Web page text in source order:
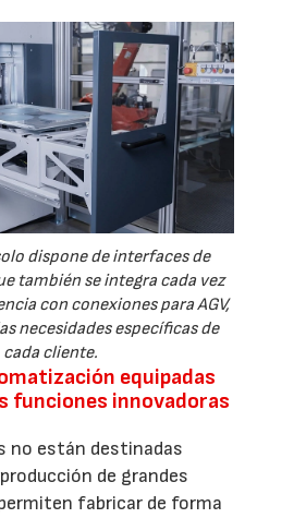
dispone de interfaces de
también se integra cada vez
con conexiones para AGV,
necesidades específicas de
cada cliente.
equipadas
funciones innovadoras
no están destinadas
de grandes
fabricar de forma